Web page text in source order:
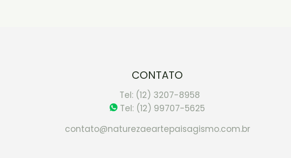
CONTATO
Tel: (12) 3207-8958
Tel: (12) 99707-5625
contato@naturezaeartepaisagismo.com.br